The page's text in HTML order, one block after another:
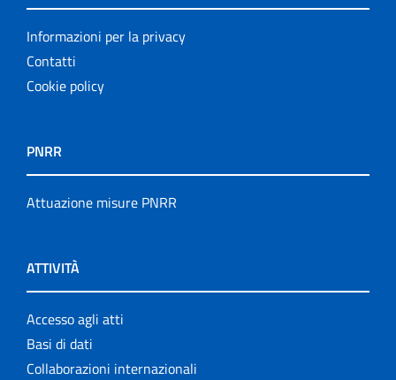
Informazioni per la privacy
Contatti
Cookie policy
PNRR
Attuazione misure PNRR
ATTIVITÀ
Accesso agli atti
Basi di dati
Collaborazioni internazionali